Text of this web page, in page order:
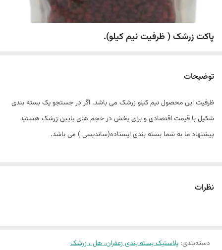
پاکت زرشک ( ظرفیت نیم کیلو).
توضیحات
ظرفیت این محصول نیم کیلو زرشک می باشد. اگر در جستجو یک بسته بندی
شکیل با قیمت اقتصادی و برای پخش در حجم های پایین زرشک هستید
پیشنهاد ما به شما بسته بندی ایستاده(ساندیسی ) می باشد.
نظرات
دسته‌بندی: پلاستیک بسته بندی زعفران، هل ، زرشک